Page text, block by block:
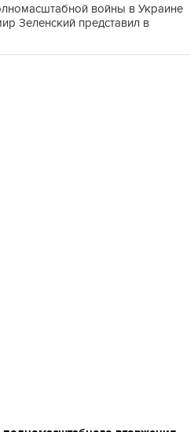
войны в Украине
Зеленский представил в